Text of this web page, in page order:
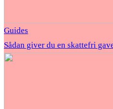
Guides
Sådan giver du en skattefri